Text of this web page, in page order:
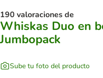
190 valoraciones de
Whiskas Duo en
Jumbopack
Sube tu foto del producto